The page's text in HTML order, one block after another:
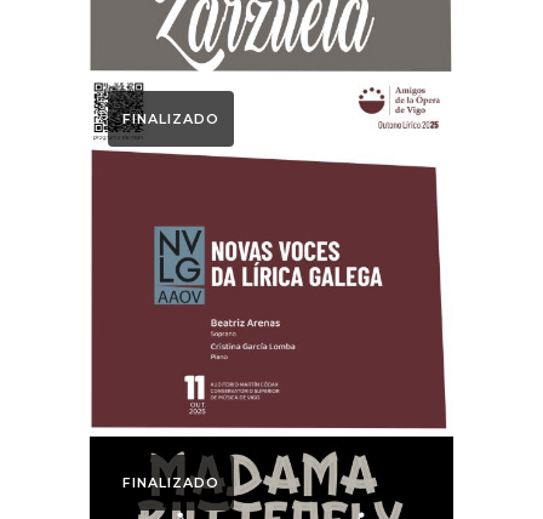
NOVAS VOCES DA
LÍRICA GALEGA
2025
FINALIZADO
FINALIZADO